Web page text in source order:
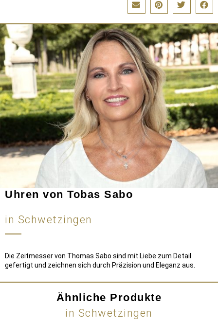
Uhren von Tobas Sabo
in Schwetzingen
Die Zeitmesser von Thomas Sabo sind mit Liebe zum Detail
gefertigt und zeichnen sich durch Präzision und Eleganz aus.
Ähnliche Produkte
in Schwetzingen